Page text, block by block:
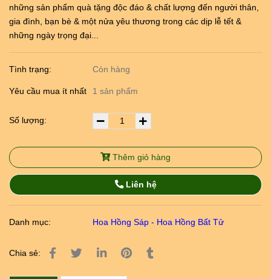
những sản phẩm quà tặng độc đáo & chất lượng đến người thân,
gia đình, bạn bè & một nửa yêu thương trong các dịp lễ tết &
những ngày trọng đại...
Tình trạng: Còn hàng
Yêu cầu mua ít nhất 1 sản phẩm
Số lượng:
Thêm giỏ hàng
Liên hệ
Danh mục: Hoa Hồng Sáp - Hoa Hồng Bất Tử
Chia sẻ: